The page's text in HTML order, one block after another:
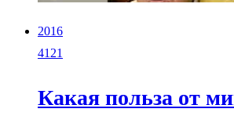
2016
4121
Какая польза от